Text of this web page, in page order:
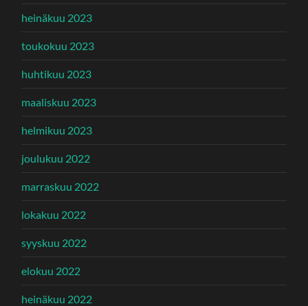
heinäkuu 2023
toukokuu 2023
huhtikuu 2023
maaliskuu 2023
helmikuu 2023
joulukuu 2022
marraskuu 2022
lokakuu 2022
syyskuu 2022
elokuu 2022
heinäkuu 2022